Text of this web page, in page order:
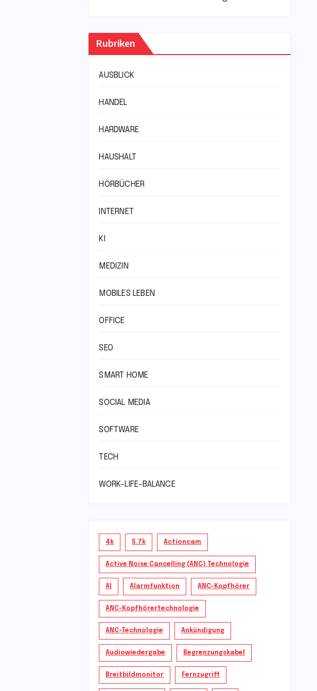
Rubriken
AUSBLICK
HANDEL
HARDWARE
HAUSHALT
HÖRBÜCHER
INTERNET
KI
MEDIZIN
MOBILES LEBEN
OFFICE
SEO
SMART HOME
SOCIAL MEDIA
SOFTWARE
TECH
WORK-LIFE-BALANCE
4k 5.7k Actioncam
Active Noise Cancelling (ANC) Technologie
AI Alarmfunktion ANC-Kopfhörer
ANC-Kopfhörertechnologie
ANC-Technologie Ankündigung
Audiowiedergabe Begrenzungskabel
Breitbildmonitor Fernzugriff